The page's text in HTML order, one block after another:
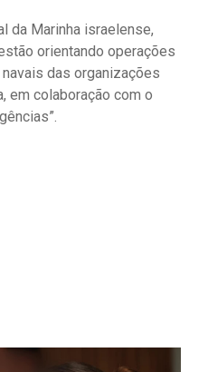
da Marinha israelense,
orientando operações
das organizações
em colaboração com o